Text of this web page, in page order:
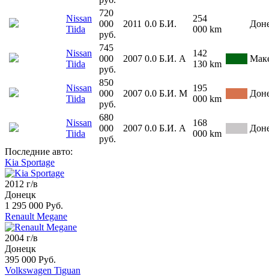
Nissan
Tiida
720
000
руб.
2011 0.0 Б.И.
254
000 km
Nissan
Tiida
745
000
руб.
2007 0.0 Б.И. А
142
130 km
Nissan
Tiida
850
000
руб.
2007 0.0 Б.И. М
195
000 km
Nissan
Tiida
680
000
руб.
2007 0.0 Б.И. А
168
000 km
Последние авто:
Kia Sportage
2012 г/в
Донецк
1 295 000 Руб.
Renault Megane
2004 г/в
Донецк
395 000 Руб.
Volkswagen Tiguan